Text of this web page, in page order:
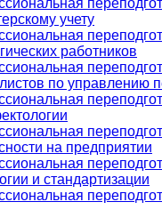
учету
работников
по управлению
на предприятии
и стандартизации